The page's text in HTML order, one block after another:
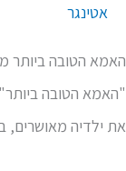
אטינגר
האמא הטובה ביותר
"האמא הטובה
את ילדיה מאושרים,